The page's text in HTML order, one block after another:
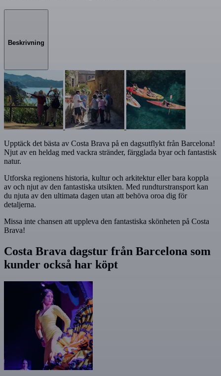
Beskrivning
Upptäck det bästa av Costa Brava på en dagsutflykt från Barcelona!
Njut av en heldag med vackra stränder, färgglada byar och fantastisk
natur.
Utforska regionens historia, kultur och arkitektur eller bara koppla
av och njut av den fantastiska utsikten. Med rundturstransport kan
du njuta av den ultimata dagen utan att behöva oroa dig för
detaljerna.
Missa inte chansen att uppleva den fantastiska skönheten på Costa
Brava!
Costa Brava dagstur från Barcelona som
kunder också har köpt